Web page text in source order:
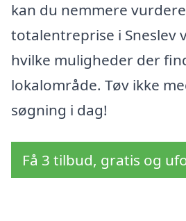
kan du nemmere
totalentreprise i Sneslev
hvilke muligheder der
lokalområde. Tøv ikke
søgning i dag!
Få 3 tilbud, gratis og